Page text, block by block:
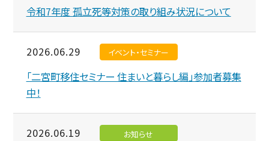
令和7年度 孤立死等対策の取り組み状況について
2026.06.29 イベント・セミナー
「二宮町移住セミナー 住まいと暮らし編」参加者募集
中！
2026.06.19 お知らせ